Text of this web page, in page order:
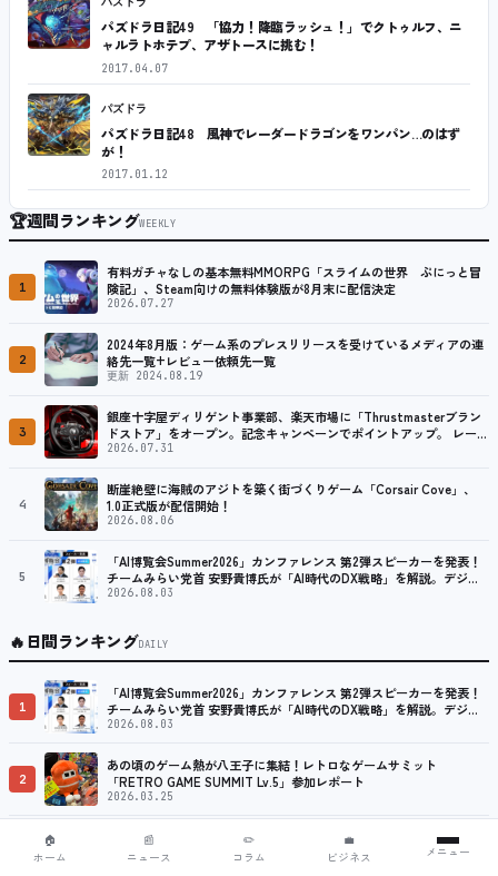
パズドラ日記49 「協力！降臨ラッシュ！」でクトゥルフ、ニ
ャルラトホテプ、アザトースに挑む！
2017.04.07
パズドラ
パズドラ日記48 風神でレーダードラゴンをワンパン…のはず
が！
2017.01.12
🏆週間ランキングWEEKLY
1
有料ガチャなしの基本無料MMORPG「スライムの世界 ぷにっと冒
険記」、Steam向けの無料体験版が8月末に配信決定
2026.07.27
2
2024年8月版：ゲーム系のプレスリリースを受けているメディアの連
絡先一覧+レビュー依頼先一覧
更新 2024.08.19
3
銀座十字屋ディリゲント事業部、楽天市場に「Thrustmasterブラン
ドストア」をオープン。記念キャンペーンでポイントアップ。 レーシ
ング／フライトシム向けコントローラーを中心に、幅広くラインナッ
2026.07.31
4
断崖絶壁に海賊のアジトを築く街づくりゲーム「Corsair Cove」、
1.0正式版が配信開始！
2026.08.06
5
「AI博覧会Summer2026」カンファレンス 第2弾スピーカーを発表！
チームみらい党首 安野貴博氏が「AI時代のDX戦略」を解説。デジタ
ル庁のガバメントAI、経営・製造・営業のAI活用事例も公開
2026.08.03
🔥日間ランキングDAILY
1
「AI博覧会Summer2026」カンファレンス 第2弾スピーカーを発表！
チームみらい党首 安野貴博氏が「AI時代のDX戦略」を解説。デジタ
ル庁のガバメントAI、経営・製造・営業のAI活用事例も公開
2026.08.03
2
あの頃のゲーム熱が八王子に集結！レトロなゲームサミット
「RETRO GAME SUMMIT Lv.5」参加レポート
2026.03.25
バーチャルライバーグループ『Neo-Porte』×オンキヨー株式会社の
ボイス搭載ワイヤレスイヤホンが登場 水無瀬モデルが完全受注生産で
🏠
ホーム
📰
ニュース
✏️
コラム
💼
ビジネス
メニュー